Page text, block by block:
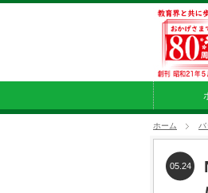
ホーム
05.24